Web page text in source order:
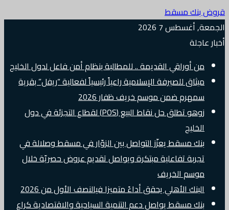
قروض بنك مسقط
الجمعة, أغسطس 7 2026
أخبار عاجلة
من أوراقي القديمة .. للمطالبة بنظام أمن فاعل لدول الخليج
ميثاق للصيرفة الإسلامية راعياً رئيسياً لفعالية “ريفل” بقرية
سمهرم ضمن موسم خريف ظفار 2026
زوهو تطلق حل نقاط البيع (POS) لقطاع التجزئة في دول
الخليج
بنك مسقط يعزّز التواصل بين الزوّار في مسقط وصلالة في
تجربة تفاعلية مبتكرة ويواصل تقديم عروض حصريّة خلال
موسم الخريف
البنك الأهلي يحقق أداءً متميزا فيالنصف الأول من 2026
بنك مسقط يواصل دعم التنمية السياحية والاقتصادية كراعٍ